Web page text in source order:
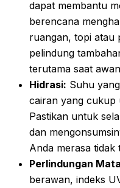
dapat membantu
berencana
ruangan, topi atau
pelindung
terutama saat
Hidrasi: Suhu
cairan yang cukup
Pastikan untuk
dan
Anda merasa tidak
Perlindungan
berawan, indeks